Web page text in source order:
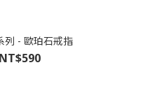
列 - 歐珀石戒指